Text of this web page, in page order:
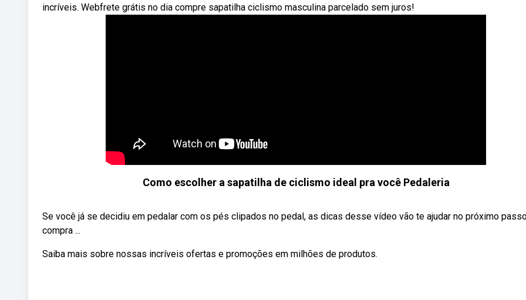
incríveis. Webfrete grátis no dia compre sapatilha ciclismo masculina parcelado sem juros!
Como escolher a sapatilha de ciclismo ideal pra você Pedaleria
Se você já se decidiu em pedalar com os pés clipados no pedal, as dicas desse vídeo vão te ajudar no próximo
compra ...
Saiba mais sobre nossas incríveis ofertas e promoções em milhões de produtos.